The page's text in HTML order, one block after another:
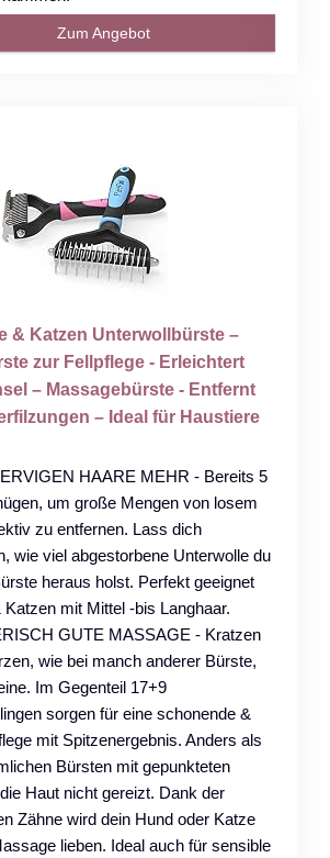
Zum Angebot
& Katzen Unterwollbürste –
zur Fellpflege - Erleichtert
– Massagebürste - Entfernt
– Ideal für Haustiere
HAARE MEHR - Bereits 5
um große Mengen von losem
zu entfernen. Lass dich
wie viel abgestorbene Unterwolle du
heraus holst. Perfekt geeignet
Katzen mit Mittel -bis Langhaar.
GUTE MASSAGE - Kratzen
wie bei manch anderer Bürste,
Im Gegenteil 17+9
sorgen für eine schonende &
mit Spitzenergebnis. Anders als
Bürsten mit gepunkteten
Haut nicht gereizt. Dank der
Zähne wird dein Hund oder Katze
lieben. Ideal auch für sensible